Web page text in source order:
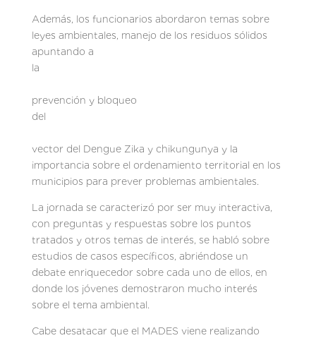
Además, los funcionarios abordaron temas sobre
leyes ambientales, manejo de los residuos sólidos
apuntando a
la
prevención y bloqueo
del
vector del Dengue Zika y chikungunya y la
importancia sobre el ordenamiento territorial en los
municipios para prever problemas ambientales.
La jornada se caracterizó por ser muy interactiva,
con preguntas y respuestas sobre los puntos
tratados y otros temas de interés, se habló sobre
estudios de casos específicos, abriéndose un
debate enriquecedor sobre cada uno de ellos, en
donde los jóvenes demostraron mucho interés
sobre el tema ambiental.
Cabe desatacar que el MADES viene realizando